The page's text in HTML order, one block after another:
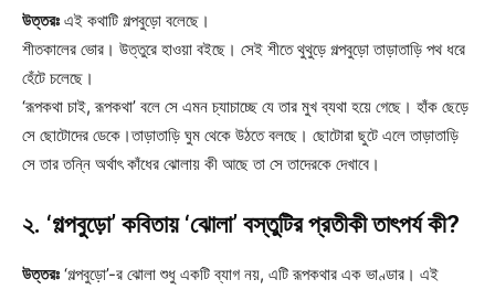
উত্তরঃ এই কথাটি গল্পবুড়ো বলেছে।
শীতকালের ভোর। উত্তুরে হাওয়া বইছে। সেই শীতে থুথুড়ে গল্পবুড়ো তাড়াতাড়ি পথ ধরে
হেঁটে চলেছে।
‘রূপকথা চাই, রূপকথা’ বলে সে এমন চ্যাচাচ্ছে যে তার মুখ ব্যথা হয়ে গেছে। হাঁক ছেড়ে
সে ছোটোদের ডেকে।তাড়াতাড়ি ঘুম থেকে উঠতে বলছে। ছোটোরা ছুটে এলে তাড়াতাড়ি
সে তার তন্নি অর্থাৎ কাঁধের ঝোলায় কী আছে তা সে তাদেরকে দেখাবে।
২. ‘গল্পবুড়ো’ কবিতায় ‘ঝোলা’ বস্তুটির প্রতীকী তাৎপর্য কী?
উত্তরঃ ‘গল্পবুড়ো’-র ঝোলা শুধু একটি ব্যাগ নয়, এটি রূপকথার এক ভাণ্ডার। এই